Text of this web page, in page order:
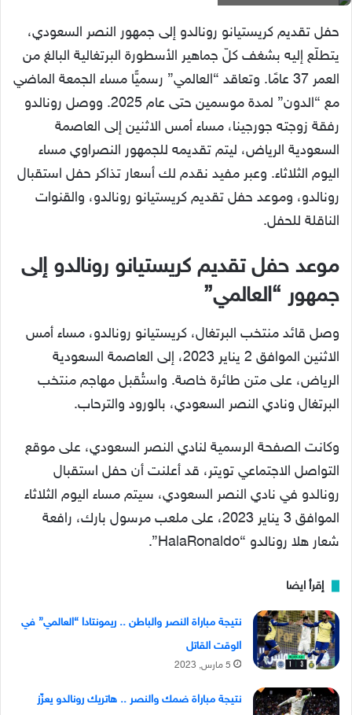
حفل تقديم كريستيانو رونالدو إلى جمهور النصر السعودي،
يتطلّع إليه بشغف كلّ جماهير الأسطورة البرتغالية البالغ من
العمر 37 عامًا. وتعاقد “العالمي” رسميًّا مساء الجمعة الماضي
مع “الدون” لمدة موسمين حتى عام 2025. ووصل رونالدو
رفقة زوجته جورجينا، مساء أمس الاثنين إلى العاصمة
السعودية الرياض، ليتم تقديمه للجمهور النصراوي مساء
اليوم الثلاثاء. وعبر مفيد نقدم لك أسعار تذاكر حفل استقبال
رونالدو، وموعد حفل تقديم كريستيانو رونالدو، والقنوات
الناقلة للحفل.
موعد حفل تقديم كريستيانو رونالدو إلى
جمهور “العالمي”
وصل قائد منتخب البرتغال، كريستيانو رونالدو، مساء أمس
الاثنين الموافق 2 يناير 2023، إلى العاصمة السعودية
الرياض، على متن طائرة خاصة. واستُقبل مهاجم منتخب
البرتغال ونادي النصر السعودي، بالورود والترحاب.
وكانت الصفحة الرسمية لنادي النصر السعودي، على موقع
التواصل الاجتماعي تويتر، قد أعلنت أن حفل استقبال
رونالدو في نادي النصر السعودي، سيتم مساء اليوم الثلاثاء
الموافق 3 يناير 2023، على ملعب مرسول بارك، رافعة
شعار هلا رونالدو “HalaRonaldo”.
إقرأ ايضا
نتيجة مباراة النصر والباطن .. ريمونتادا “العالمي” في
الوقت القاتل
5 مارس, 2023
نتيجة مباراة ضمك والنصر .. هاتريك رونالدو يعزّز